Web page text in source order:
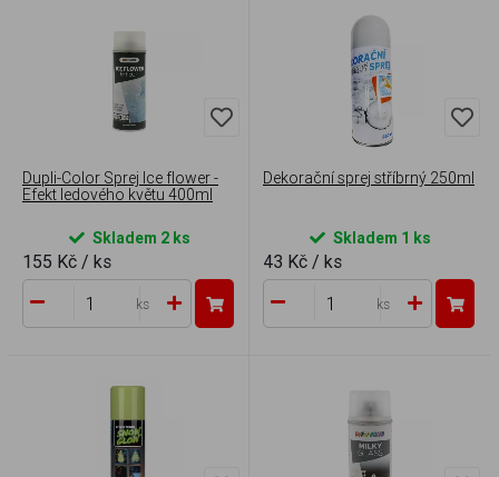
Dupli-Color Sprej Ice flower -
Efekt ledového květu 400ml
Skladem 2 ks
155 Kč / ks
ks
Dekorační sprej stříbrný 250ml
Skladem 1 ks
43 Kč / ks
ks